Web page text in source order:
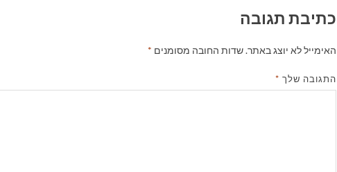
כתיבת תגובה
האימייל לא יוצג באתר.שדות החובה מסומנים *
התגובה שלך *